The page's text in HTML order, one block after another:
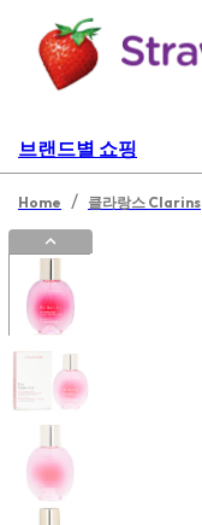
브랜드별 쇼핑
Home / 클라랑스 Clarins